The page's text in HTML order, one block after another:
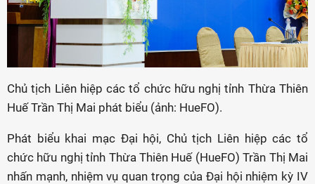
Chủ tịch Liên hiệp các tổ chức hữu nghị tỉnh Thừa Thiên
Huế Trần Thị Mai phát biểu (ảnh: HueFO).
Phát biểu khai mạc Đại hội, Chủ tịch Liên hiệp các tổ
chức hữu nghị tỉnh Thừa Thiên Huế (HueFO) Trần Thị Mai
nhấn mạnh, nhiệm vụ quan trọng của Đại hội nhiệm kỳ IV